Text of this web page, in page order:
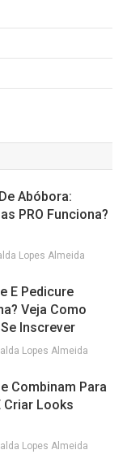
Abóbora:
PRO Funciona?
Lopes Almeida
E Pedicure
Veja Como
Inscrever
Lopes Almeida
Combinam Para
Criar Looks
Lopes Almeida